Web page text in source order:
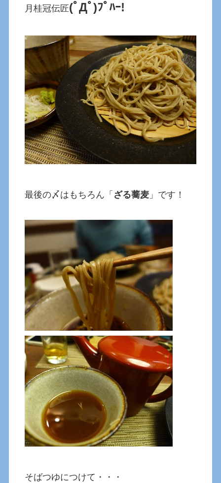
月桂冠伝匠(ﾟДﾟ)ﾌﾟﾊｰ!
最後の〆はもちろん「 ざる蕎麦 」です！
そばつゆにつけて・・・